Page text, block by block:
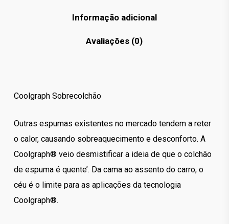
Informação adicional
Avaliações (0)
Coolgraph Sobrecolchão
Outras espumas existentes no mercado tendem a reter
o calor, causando sobreaquecimento e desconforto. A
Coolgraph® veio desmistificar a ideia de que o colchão
de espuma é quente’. Da cama ao assento do carro, o
céu é o limite para as aplicações da tecnologia
Coolgraph®.